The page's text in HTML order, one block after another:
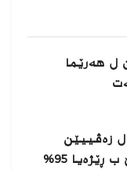
ل هەرێما
ل زه‌ڤییێن
ئەترووشێ و سەرسنكێ ب ڕێژەیا 95%